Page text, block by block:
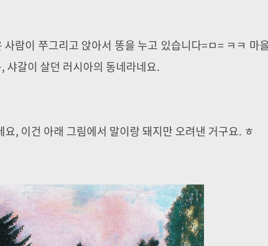
람이 쭈그리고 앉아서 똥을 누고 있습니다=ㅁ= ㅋㅋ 마
샤갈이 살던 러시아의 동네라네요.
, 이건 아래 그림에서 말이랑 돼지만 오려낸 거구요. ㅎ